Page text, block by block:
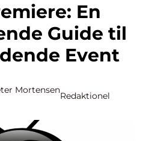
Guide til
Event
Mortensen
Redaktionel